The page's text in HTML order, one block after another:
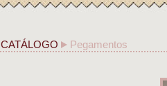
CATÁLOGO Pegamentos